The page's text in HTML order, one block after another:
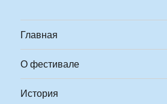
Главная
О фестивале
История